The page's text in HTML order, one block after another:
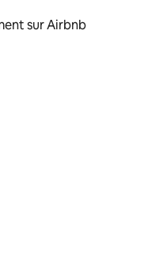
sur Airbnb